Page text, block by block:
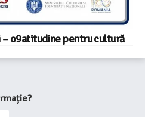
o9atitudine pentru cultură